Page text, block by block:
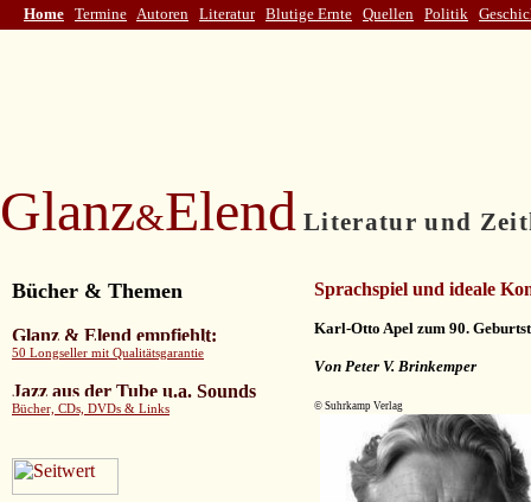
Home Termine Autoren Literatur Blutige Ernte Quellen Politik
Glanz&Elend Literatur und
Bücher & Themen
Glanz & Elend empfiehlt:
50 Longseller mit Qualitätsgarantie
Jazz aus der Tube u.a. Sounds
Bücher, CDs, DVDs & Links
Sprachspiel und ideale
Karl-Otto Apel zum 90.
Von Peter V. Brinkemper
© Suhrkamp Verlag